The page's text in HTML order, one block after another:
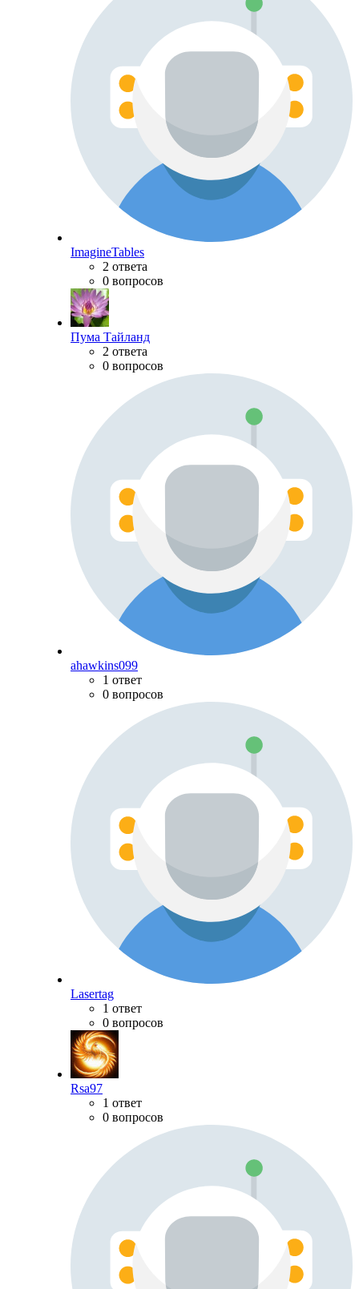
ImagineTables
2 ответа
0 вопросов
Пума Тайланд
2 ответа
0 вопросов
ahawkins099
1 ответ
0 вопросов
Lasertag
1 ответ
0 вопросов
Rsa97
1 ответ
0 вопросов